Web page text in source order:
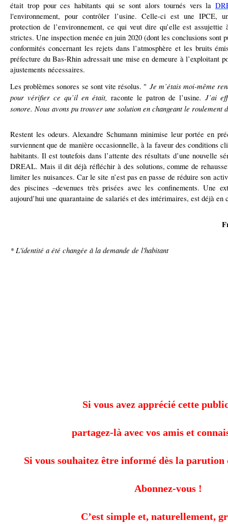
était trop pour ces habitants qui se sont alors tournés vers la
l'environnement, pour contrôler l’usine. Celle-ci est une IPCE,
protection de l’environnement, ce qui veut dire qu’elle est assujettie
strictes. Une inspection menée en juin 2020 (dont les conclusions sont
conformités concernant les rejets dans l’atmosphère et les bruits
préfecture du Bas-Rhin adressait une mise en demeure à l’exploitant
ajustements nécessaires.
Les problèmes sonores se sont vite résolus. " Je m’étais moi-même
pour vérifier ce qu’il en était, raconte le patron de l’usine. J’ai
sonore. Nous avons pu trouver une solution en changeant le roulement
Restent les odeurs. Alexandre Schumann minimise leur portée en
surviennent que de manière occasionnelle, à la faveur des conditions
habitants. Il est toutefois dans l’attente des résultats d’une nouvelle
DREAL. Mais il dit déjà réfléchir à des solutions, comme de
limiter les nuisances. Car le site n’est pas en passe de réduire son
des piscines –devenues très prisées avec les confinements. Une
aujourd’hui une quarantaine de salariés et des intérimaires, est déjà
* L'identité a été changée à la demande de l'habitant
Si vous avez apprécié cette
partagez-là avec vos amis et
Si vous souhaitez être informé dès la
Abonnez-vous !
C’est simple et, naturellement,